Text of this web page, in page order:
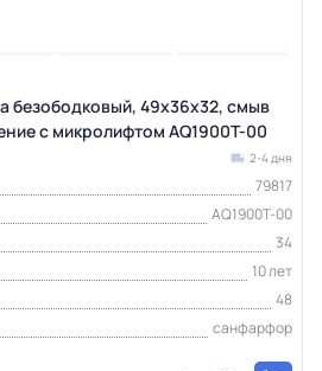
безободковый, 49х36х32, смыв
с микролифтом AQ1900T-00
2-4 дня
79817
AQ1900T-00
34
10 лет
48
санфарфор